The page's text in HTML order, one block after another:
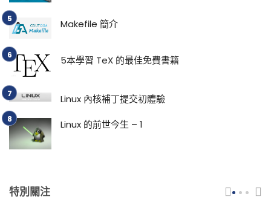
Makefile 簡介
5本學習 TeX 的最佳免費書籍
Linux 內核補丁提交初體驗
Linux 的前世今生 – 1
特別關注